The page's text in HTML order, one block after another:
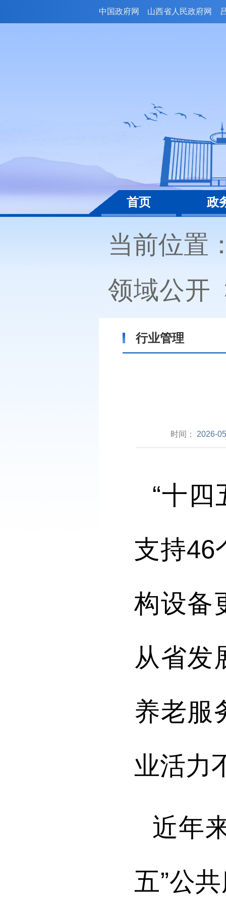
中国政府网 山西省人民政府网
首页 政
当前位置
领域公开
行业管理
时间： 2026-
“十
支持46
构设备
从省发
养老服
业活力
近年
五”公